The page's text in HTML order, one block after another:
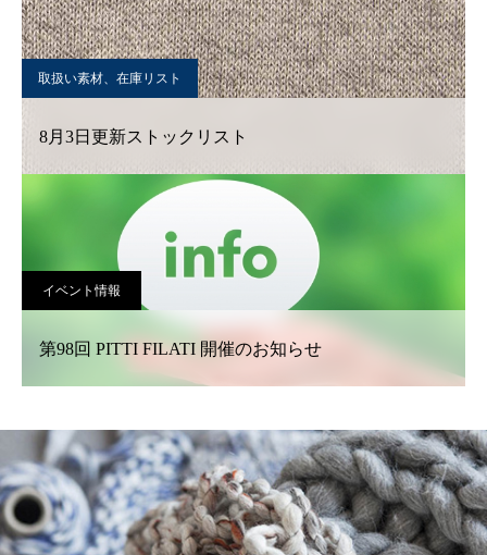
取扱い素材、在庫リスト
8月3日更新ストックリスト
イベント情報
第98回 PITTI FILATI 開催のお知らせ